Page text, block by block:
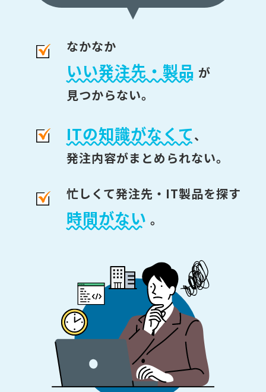
なかなか
いい発注先・製品 が
見つからない。
ITの知識がなくて、
発注内容がまとめられない。
忙しくて発注先・IT製品を探す
時間がない 。